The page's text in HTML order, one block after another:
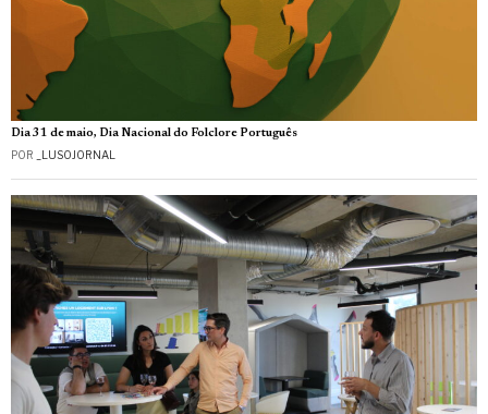
Dia 31 de maio, Dia Nacional do Folclore Português
POR _LUSOJORNAL